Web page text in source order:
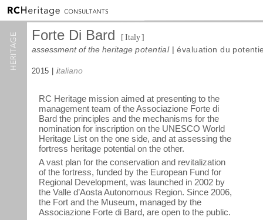
Forte Di Bard [ Italy]
assessment of the heritage potential | évaluation du
2015 | italiano
RC Heritage mission aimed at presenting to the
management team of the Associazione Forte di
Bard the principles and the mechanisms for the
nomination for inscription on the UNESCO World
Heritage List on the one side, and at assessing the
fortress heritage potential on the other.
A vast plan for the conservation and revitalization
of the fortress, funded by the European Fund for
Regional Development, was launched in 2002 by
the Valle d’Aosta Autonomous Region. Since 2006,
the Fort and the Museum, managed by the
Associazione Forte di Bard, are open to the public.